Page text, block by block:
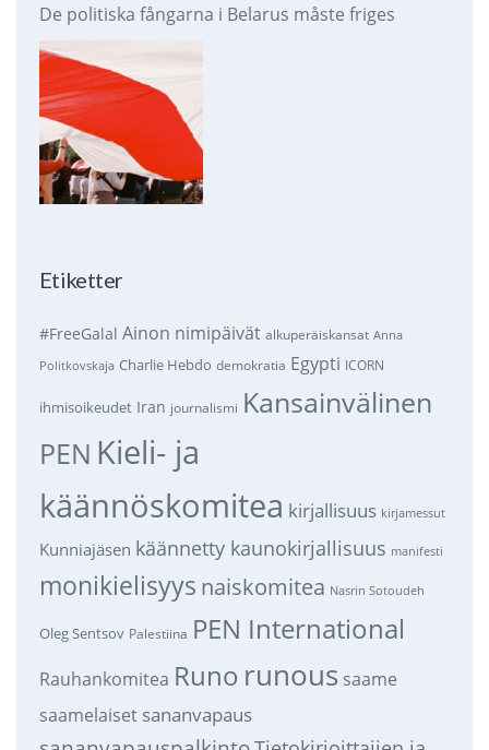
De politiska fångarna i Belarus måste friges
Etiketter
#FreeGalal Ainon nimipäivät alkuperäiskansat Anna
Politkovskaja Charlie Hebdo demokratia Egypti ICORN
ihmisoikeudet Iran journalismi Kansainvälinen
PEN Kieli- ja
käännöskomitea kirjallisuus kirjamessut
Kunniajäsen käännetty kaunokirjallisuus manifesti
monikielisyys naiskomitea Nasrin Sotoudeh
Oleg Sentsov Palestiina PEN International
Rauhankomitea Runo runous saame
saamelaiset sananvapaus